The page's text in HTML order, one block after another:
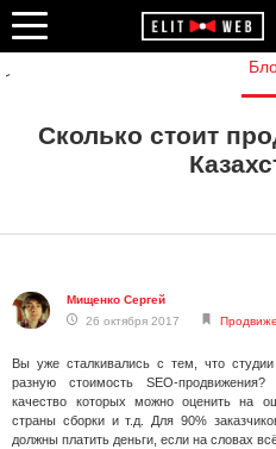
Сколько стоит
Мищенко Сергей
26 октября 2017
Вы уже сталкивались с тем, что
разную стоимость SEO-
качество которых можно оценить на
страны сборки и т.д. Для 90%
должны платить деньги, если на словах